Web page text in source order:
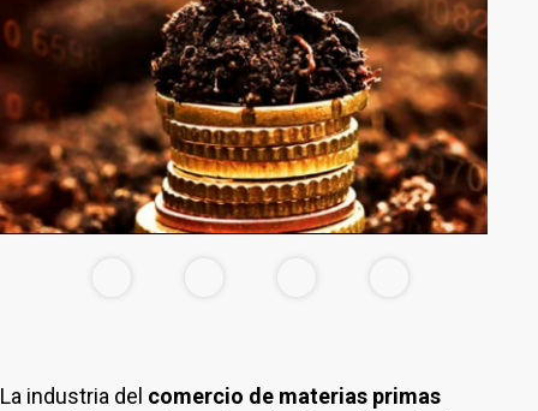
La industria del comercio de materias primas